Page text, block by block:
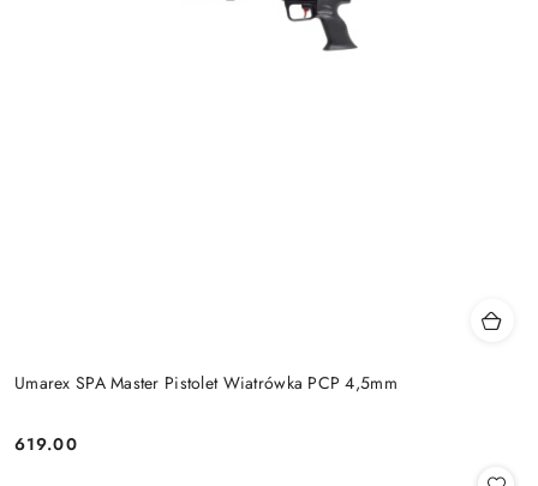
Umarex SPA Master Pistolet Wiatrówka PCP 4,5mm
Cena:
619.00